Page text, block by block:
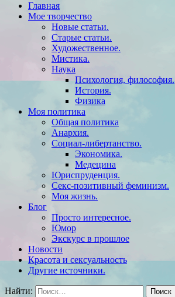
Главная
Мое творчество
Новые статьи.
Старые статьи.
Художественное.
Мистика.
Наука
Психология, философия.
История.
Физика
Моя политика
Общая политика
Анархия.
Социал-либертанство.
Экономика.
Медецина
Юриспруденция.
Секс-позитивный феминизм.
Моя жизнь.
Блог
Просто интересное.
Юмор
Экскурс в прошлое
Новости
Красота и сексуальность
Другие источники.
Найти: